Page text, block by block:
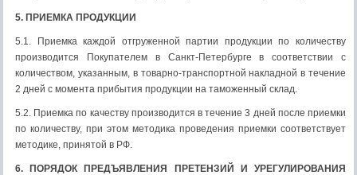
5. ПРИЕМКА ПРОДУКЦИИ
5.1. Приемка каждой отгруженной партии продукции по количеству
производится Покупателем в Санкт-Петербурге в соответствии с
количеством, указанным, в товарно-транспортной накладной в течение
2 дней с момента прибытия продукции на таможенный склад.
5.2. Приемка по качеству производится в течение 3 дней после приемки
по количеству, при этом методика проведения приемки соответствует
методике, принятой в РФ.
6. ПОРЯДОК ПРЕДЪЯВЛЕНИЯ ПРЕТЕНЗИЙ И УРЕГУЛИРОВАНИЯ